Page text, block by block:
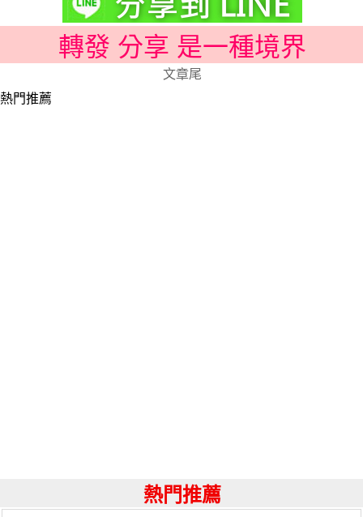
轉發 分享 是一種境界
文章尾
熱門推薦
熱門推薦